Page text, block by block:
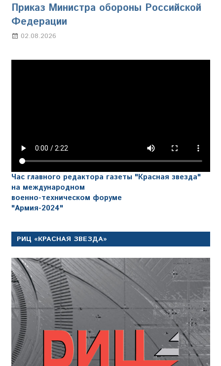
Приказ Министра обороны Российской
Федерации
02.08.2026
Час главного редактора газеты "Красная звезда"
на международном
военно-техническом форуме
"Армия-2024"
РИЦ «КРАСНАЯ ЗВЕЗДА»